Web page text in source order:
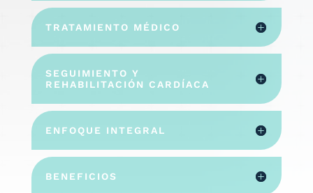
TRATAMIENTO MÉDICO
SEGUIMIENTO Y
REHABILITACIÓN CARDÍACA
ENFOQUE INTEGRAL
BENEFICIOS